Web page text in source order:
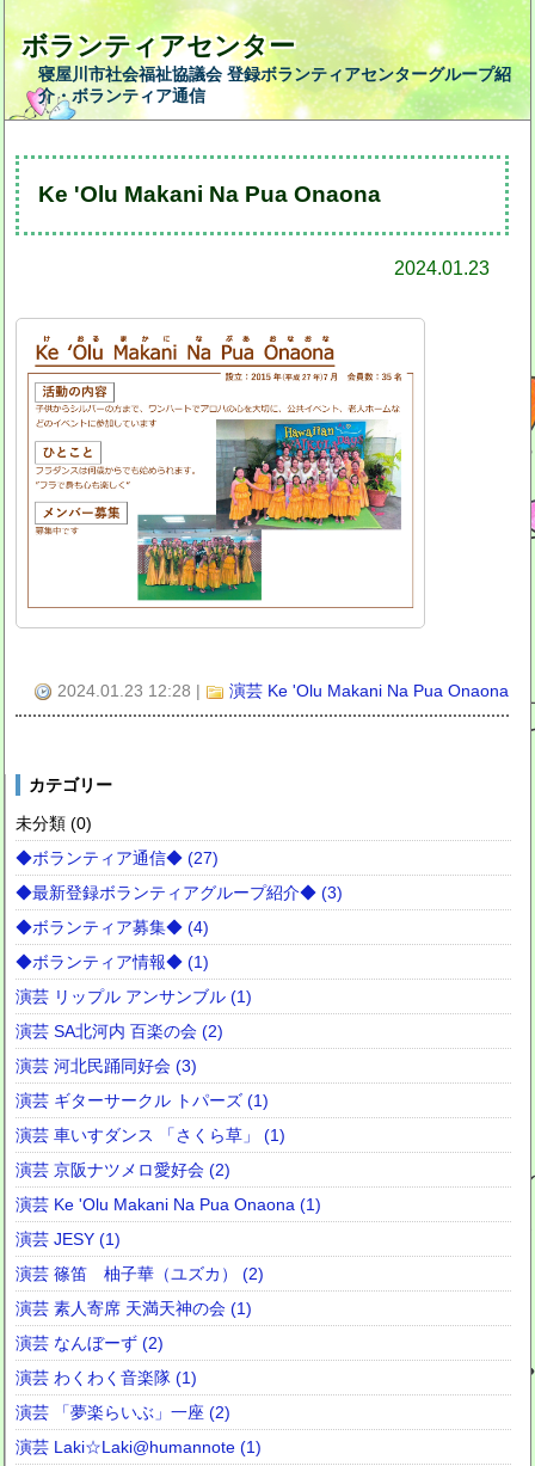
ボランティアセンター
寝屋川市社会福祉協議会 登録ボランティアセンターグループ紹
介・ボランティア通信
Ke 'Olu Makani Na Pua Onaona
2024.01.23
2024.01.23 12:28 | 演芸 Ke 'Olu Makani Na Pua Onaona
カテゴリー
未分類 (0)
◆ボランティア通信◆ (27)
◆最新登録ボランティアグループ紹介◆ (3)
◆ボランティア募集◆ (4)
◆ボランティア情報◆ (1)
演芸 リップル アンサンブル (1)
演芸 SA北河内 百楽の会 (2)
演芸 河北民踊同好会 (3)
演芸 ギターサークル トパーズ (1)
演芸 車いすダンス 「さくら草」 (1)
演芸 京阪ナツメロ愛好会 (2)
演芸 Ke 'Olu Makani Na Pua Onaona (1)
演芸 JESY (1)
演芸 篠笛 柚子華（ユズカ） (2)
演芸 素人寄席 天満天神の会 (1)
演芸 なんぼーず (2)
演芸 わくわく音楽隊 (1)
演芸 「夢楽らいぶ」一座 (2)
演芸 Laki☆Laki@humannote (1)